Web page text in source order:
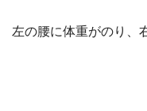
左の腰に体重がのり、